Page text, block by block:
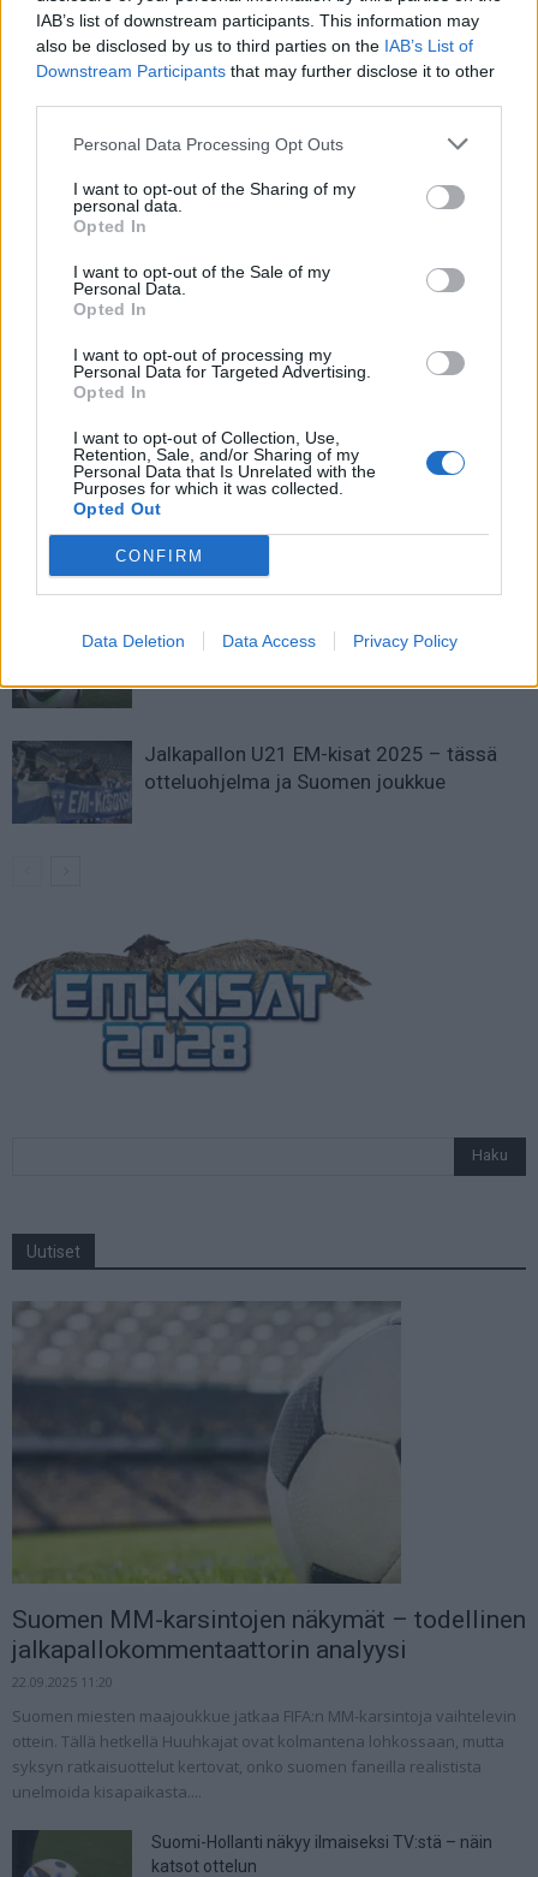
IAB’s list of downstream participants. This information may
also be disclosed by us to third parties on the IAB’s List of
Downstream Participants that may further disclose it to other
Personal Data Processing Opt Outs
I want to opt-out of the Sharing of my
personal data.
Opted In
I want to opt-out of the Sale of my
Personal Data.
Opted In
I want to opt-out of processing my
Personal Data for Targeted Advertising.
Opted In
I want to opt-out of Collection, Use,
Retention, Sale, and/or Sharing of my
Personal Data that Is Unrelated with the
Purposes for which it was collected.
Opted Out
CONFIRM
Data Deletion Data Access Privacy Policy
Katso myös:Ipswich Town varmisti nousunsa Valioliigaan
Edellinen artikkeli
Ipswich Town varmisti
nousunsa Valioliigaan
Seuraava artikkeli
jatkoa – tappioton sarjakausi
enää kahden matsin päässä
LIITTYVÄT ARTIKKELIT LISÄÄ TEKIJÄLTÄ
Suomen MM-karsintojen näkymät –
todellinen jalkapallokommentaattorin
analyysi
Suomi-Hollanti näkyy ilmaiseksi TV:stä –
Jalkapallon U21 EM-kisat 2025 – tässä
otteluohjelma ja Suomen joukkue
Uutiset
Suomen MM-karsintojen näkymät – todellinen
jalkapallokommentaattorin analyysi
22.09.2025 11:20
Suomen miesten maajoukkue jatkaa FIFA:n MM-karsintoja vaihtelevin
ottein. Tällä hetkellä Huuhkajat ovat kolmantena lohkossaan, mutta
syksyn ratkaisuottelut kertovat, onko suomen faneilla realistista
unelmoida kisapaikasta....
Suomi-Hollanti näkyy ilmaiseksi TV:stä – näin
katsot ottelun